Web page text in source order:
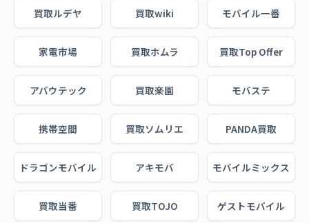
買取ルデヤ 買取wiki モバイル一番
家電市場 買取ホムラ 買取Top Offer
アバウテック 買取楽園 モバステ
携帯空間 買取ソムリエ PANDA買取
ドラゴンモバイル アキモバ モバイルミックス
買取当番 買取TOJO ゲストモバイル